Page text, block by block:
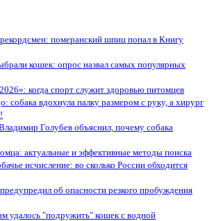
померанский шпиц попал в Книгу
кошек: опрос назвал самых популярных
когда спорт служит здоровью питомцев
собака вдохнула палку размером с руку, а хирург
Голубев объяснил, почему собака
актуальные и эффективные методы поиска
исчисление: во сколько России обходится
об опасности резкого пробуждения
удалось "подружить" кошек с водной